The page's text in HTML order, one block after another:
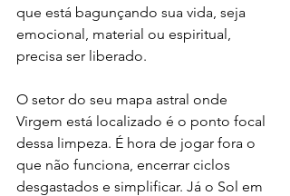
que está bagunçando sua vida, seja
emocional, material ou espiritual,
precisa ser liberado.
O setor do seu mapa astral onde
Virgem está localizado é o ponto focal
dessa limpeza. É hora de jogar fora o
que não funciona, encerrar ciclos
desgastados e simplificar. Já o Sol em